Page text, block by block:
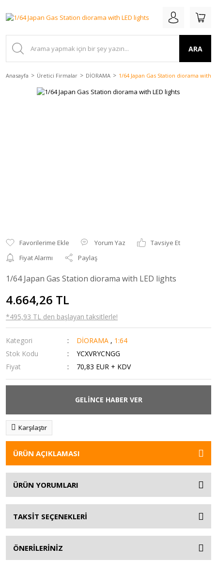
ARA
Anasayfa Üretici Firmalar DİORAMA 1/64 Japan Gas Station diorama with
Yorum Yaz
Tavsiye Et
Fiyat Alarmı
Paylaş
1/64 Japan Gas Station diorama with LED lights
4.664,26 TL
*495,93 TL den başlayan taksitlerle!
Kategori DİORAMA , 1:64
Stok Kodu
YCXVRYCNGG
Fiyat
70,83 EUR + KDV
GELİNCE HABER VER
Karşılaştır
ÜRÜN AÇIKLAMASI
ÜRÜN YORUMLARI
TAKSİT SEÇENEKLERİ
ÖNERİLERİNİZ